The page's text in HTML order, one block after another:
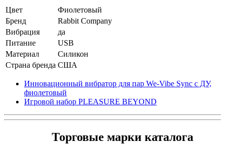
Цвет
Фиолетовый
Бренд
Rabbit Company
Вибрация
да
Питание
USB
Материал
Силикон
Страна бренда США
Инновационный вибратор для пар We-Vibe Sync с ДУ,
фиолетовый
Игровой набор PLEASURE BEYOND
Торговые марки каталога